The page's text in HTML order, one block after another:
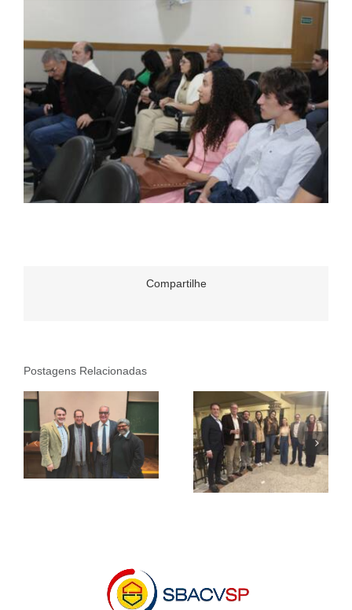
Compartilhe
Postagens Relacionadas